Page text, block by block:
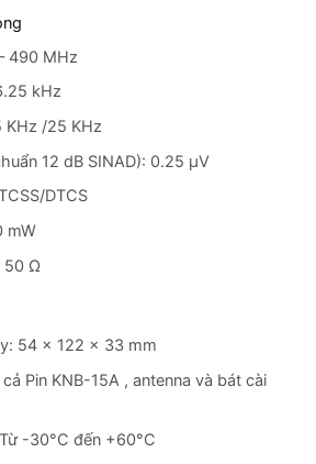
490 MHz
kHz
KHz /25 KHz
12 dB SINAD): 0.25 µV
DTCS
mW
50 Ω
54 x 122 x 33 mm
Pin KNB-15A , antenna và bát cài
-30°C đến +60°C